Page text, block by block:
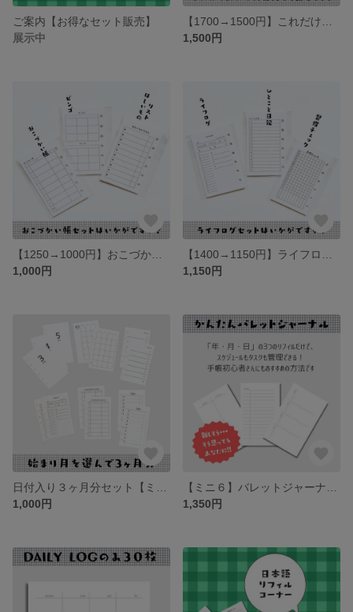
ご案内【お得なセット販売】
展示中
1,500円
1,000円
1,150円
1,000円
1,350円